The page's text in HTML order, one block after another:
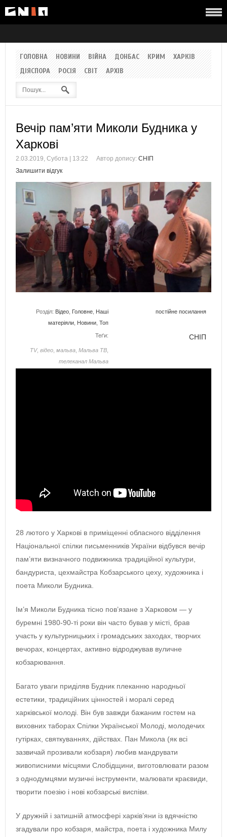
ГОЛОВНА НОВИНИ ВІЙНА ДОНБАС КРИМ
ХАРКІВ
ДІЯСПОРА
РОСІЯ СВІТ АРХІВ
Вечір пам’яти Миколи Будника у
Харкові
2.03.2019, Субота | 13:22 Автор допису: СНІП
Залишити відгук
Розділ: Відео Головне Наші
матеріяли Новини Топ
постійне посилання
Теґи:
TV, відео мальва Мальва ТВ
телеканал Мальва
СНІП
28 лютого у Харкові в приміщенні обласного відділення
Національної спілки письменників України відбувся вечір
пам’яти визначного подвижника традиційної культури,
бандуриста, цехмайстра Кобзарського цеху, художника і
поета Миколи Будника.
Ім’я Миколи Будника тісно пов’язане з Харковом — у
буремні 1980-90-ті роки він часто бував у місті, брав
участь у культурницьких і громадських заходах, творчих
вечорах, концертах, активно відроджував вуличне
кобзарювання.
Багато уваги приділяв Будник плеканню народньої
естетики, традиційних цінностей і моралі серед
харківської молоді. Він був завжди бажаним гостем на
виховних таборах Спілки Української Молоді, молодечих
гутірках, святкуваннях, дійствах. Пан Микола (як всі
зазвичай прозивали кобзаря) любив мандрувати
живописними місцями Слобідщини, виготовлювати разом
з однодумцями музичні інструменти, малювати краєвиди,
творити поезію і нові кобзарські виспіви.
У дружній і затишній атмосфері харків’яни із вдячністю
згадували про кобзаря, майстра, поета і художника Милу